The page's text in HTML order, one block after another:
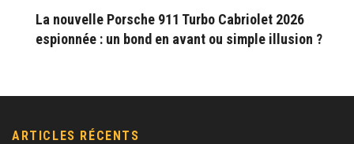
La nouvelle Porsche 911 Turbo Cabriolet 2026
espionnée : un bond en avant ou simple illusion ?
ARTICLES RÉCENTS